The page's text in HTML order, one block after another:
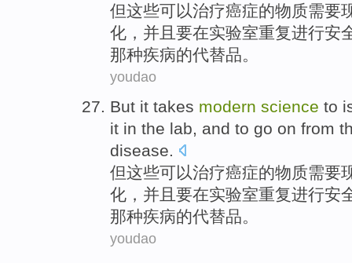
但这些可以治疗癌症的物质需要
化 ， 并且 要在实验室重复进行安
那种疾病的代替品。
youdao
But it takes modern science to
it in the lab, and to go on from
disease.
但这些可以治疗癌症的物质需要
化 ， 并且 要在实验室重复进行安
那种疾病的代替品。
youdao